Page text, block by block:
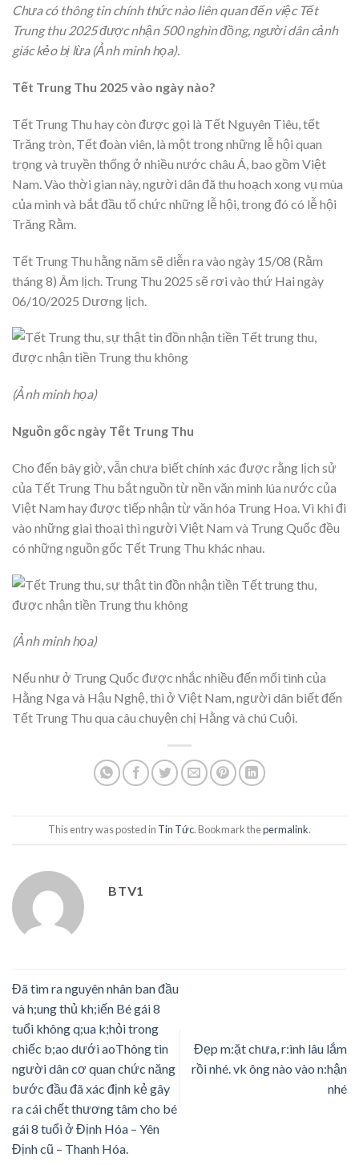
Chưa có thông tin chính thức nào liên quan đến việc Tết
Trung thu 2025 được nhận 500 nghìn đồng, người dân cảnh
giác kẻo bị lừa (Ảnh minh họa).
Tết Trung Thu 2025 vào ngày nào?
Tết Trung Thu hay còn được gọi là Tết Nguyên Tiêu, tết
Trăng tròn, Tết đoàn viên, là một trong những lễ hội quan
trọng và truyền thống ở nhiều nước châu Á, bao gồm Việt
Nam. Vào thời gian này, người dân đã thu hoạch xong vụ mùa
của mình và bắt đầu tổ chức những lễ hội, trong đó có lễ hội
Trăng Rằm.
Tết Trung Thu hằng năm sẽ diễn ra vào ngày 15/08 (Rằm
tháng 8) Âm lịch. Trung Thu 2025 sẽ rơi vào thứ Hai ngày
06/10/2025 Dương lịch.
(Ảnh minh họa)
Nguồn gốc ngày Tết Trung Thu
Cho đến bây giờ, vẫn chưa biết chính xác được rằng lịch sử
của Tết Trung Thu bắt nguồn từ nền văn minh lúa nước của
Việt Nam hay được tiếp nhận từ văn hóa Trung Hoa. Vì khi đi
vào những giai thoại thì người Việt Nam và Trung Quốc đều
có những nguồn gốc Tết Trung Thu khác nhau.
(Ảnh minh họa)
Nếu như ở Trung Quốc được nhắc nhiều đến mối tình của
Hằng Nga và Hậu Nghệ, thì ở Việt Nam, người dân biết đến
Tết Trung Thu qua câu chuyện chị Hằng và chú Cuội.
This entry was posted in Tin Tức. Bookmark thepermalink.
BTV1
Đã tìm ra nguyên nhân ban đầu
và h;ung thủ kh;iến Bé gái 8
tuổi không q;ua k;hỏi trong
chiếc b;ao dưới aoThông tin
người dân cơ quan chức năng
bước đầu đã xác định kẻ gây
ra cái chết thương tâm cho bé
gái 8 tuổi ở Định Hóa – Yên
Định cũ – Thanh Hóa.
Đẹp m:ặt chưa, r:ình lâu lắm
rồi nhé. vk ông nào vào n:hận
nhé